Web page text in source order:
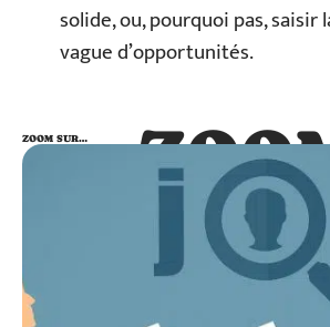
solide, ou, pourquoi pas, saisir
vague d’opportunités.
ZOOM SUR…